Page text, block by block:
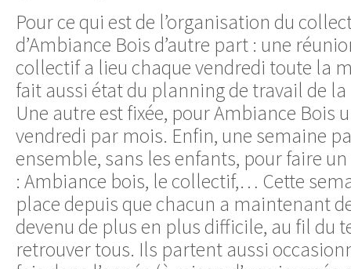
Pour ce qui est de l’organisation du
d’Ambiance Bois d’autre part : une
collectif a lieu chaque vendredi toute la
fait aussi état du planning de travail de
Une autre est fixée, pour Ambiance Bois
vendredi par mois. Enfin, une semaine
ensemble, sans les enfants, pour faire
: Ambiance bois, le collectif,… Cette
place depuis que chacun a maintenant
devenu de plus en plus difficile, au fil du
retrouver tous. Ils partent aussi